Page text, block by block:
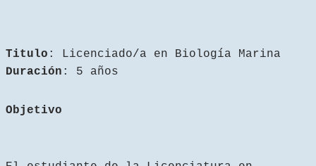
Titulo : Licenciado/a en Biología Marina
Duración : 5 años
Objetivo